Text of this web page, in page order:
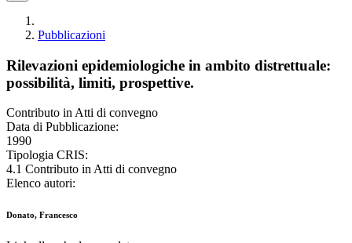
Pubblicazioni
Rilevazioni epidemiologiche in ambito distrettuale:
possibilità, limiti, prospettive.
Contributo in Atti di convegno
Data di Pubblicazione:
1990
Tipologia CRIS:
4.1 Contributo in Atti di convegno
Elenco autori:
Donato, Francesco